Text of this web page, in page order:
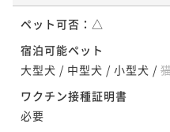
ペット可否： △
宿泊可能ペット
大型犬 / 中型犬 / 小型犬 /
ワクチン接種証明書
必要